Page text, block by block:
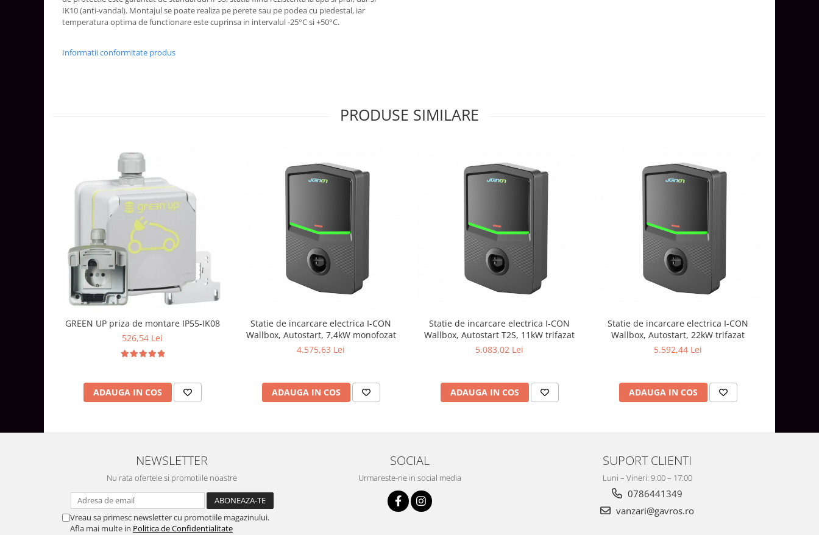
Lampi de Birou
Aplice de Exterior
Spoturi Exterior Incastrabile
Banda - Surse si Accesorii LED
Banda Led Decorativa
Controlere și senzori LED
Surse de Alimentare si Accesorii
Profile Aluminiu pentru Banda LED
Corpuri Liniare LED Industriale
Corp Iluminat Led Highbay
Statii Incarcare Electrice
Stalpi Octogonali Galvanizati
Stalpi de Iluminat
IK10 (anti-vandal). Montajul se poate realiza pe perete sau pe podea cu piedestal, iar
temperatura optima de functionare este cuprinsa in intervalul -25°C si +50°C.
Informatii conformitate produs
PRODUSE SIMILARE
GREEN UP priza de montare IP55-IK08
526,54 Lei
ADAUGA IN COS
Statie de incarcare electrica I-CON
Wallbox, Autostart, 7,4kW monofozat
4.575,63 Lei
ADAUGA IN COS
Statie de incarcare electrica I-CON
Wallbox, Autostart T2S, 11kW trifazat
5.083,02 Lei
ADAUGA IN COS
Statie de incarcare electrica I-CON
Wallbox, Autostart, 22kW trifazat
5.592,44 Lei
ADAUGA IN COS
NEWSLETTER
Nu rata ofertele si promotiile noastre
Vreau sa primesc newsletter cu promotiile magazinului.
Afla mai multe in Politica de Confidentialitate
SOCIAL
Urmareste-ne in social media
SUPORT CLIENTI
Luni – Vineri: 9:00 – 17:00
0786441349
vanzari@gavros.ro